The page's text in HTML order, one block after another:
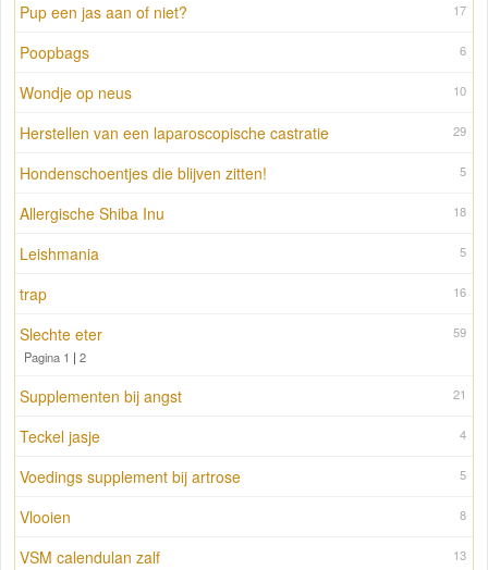
17
Pup een jas aan of niet?
6
Poopbags
10
Wondje op neus
29
Herstellen van een laparoscopische castratie
5
Hondenschoentjes die blijven zitten!
18
Allergische Shiba Inu
5
Leishmania
16
trap
59
Slechte eter
Pagina 1 | 2
21
Supplementen bij angst
4
Teckel jasje
5
Voedings supplement bij artrose
8
Vlooien
13
VSM calendulan zalf